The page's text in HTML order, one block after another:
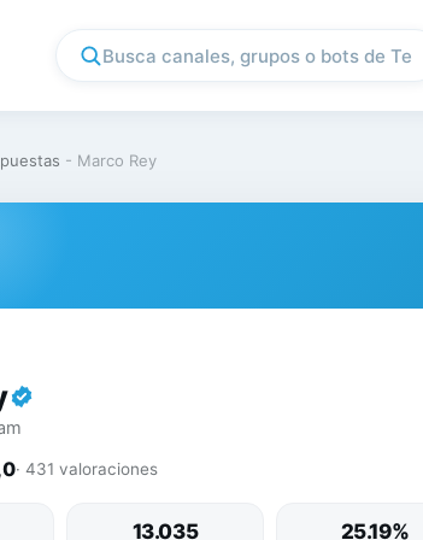
- Marco Rey
· 431 valoraciones
13.035 25.19%